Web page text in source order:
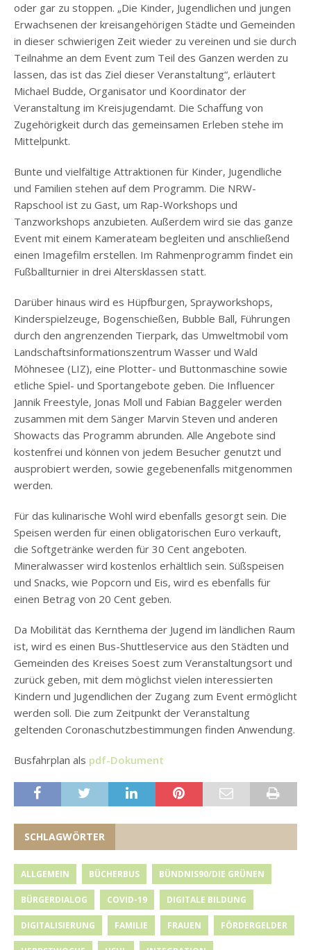
oder gar zu stoppen. „Die Kinder, Jugendlichen und jungen
Erwachsenen der kreisangehörigen Städte und Gemeinden
in dieser schwierigen Zeit wieder zu vereinen und sie durch
Teilnahme an dem Event zum Teil des Ganzen werden zu
lassen, das ist das Ziel dieser Veranstaltung“, erläutert
Michael Budde, Organisator und Koordinator der
Veranstaltung im Kreisjugendamt. Die Schaffung von
Zugehörigkeit durch das gemeinsamen Erleben stehe im
Mittelpunkt.
Bunte und vielfältige Attraktionen für Kinder, Jugendliche
und Familien stehen auf dem Programm. Die NRW-
Rapschool ist zu Gast, um Rap-Workshops und
Tanzworkshops anzubieten. Außerdem wird sie das ganze
Event mit einem Kamerateam begleiten und anschließend
einen Imagefilm erstellen. Im Rahmenprogramm findet ein
Fußballturnier in drei Altersklassen statt.
Darüber hinaus wird es Hüpfburgen, Sprayworkshops,
Kinderspielzeuge, Bogenschießen, Bubble Ball, Führungen
durch den angrenzenden Tierpark, das Umweltmobil vom
Landschaftsinformationszentrum Wasser und Wald
Möhnesee (LIZ), eine Plotter- und Buttonmaschine sowie
etliche Spiel- und Sportangebote geben. Die Influencer
Jannik Freestyle, Jonas Moll und Fabian Baggeler werden
zusammen mit dem Sänger Marvin Steven und anderen
Showacts das Programm abrunden. Alle Angebote sind
kostenfrei und können von jedem Besucher genutzt und
ausprobiert werden, sowie gegebenenfalls mitgenommen
werden.
Für das kulinarische Wohl wird ebenfalls gesorgt sein. Die
Speisen werden für einen obligatorischen Euro verkauft,
die Softgetränke werden für 30 Cent angeboten.
Mineralwasser wird kostenlos erhältlich sein. Süßspeisen
und Snacks, wie Popcorn und Eis, wird es ebenfalls für
einen Betrag von 20 Cent geben.
Da Mobilität das Kernthema der Jugend im ländlichen Raum
ist, wird es einen Bus-Shuttleservice aus den Städten und
Gemeinden des Kreises Soest zum Veranstaltungsort und
zurück geben, mit dem möglichst vielen interessierten
Kindern und Jugendlichen der Zugang zum Event ermöglicht
werden soll. Die zum Zeitpunkt der Veranstaltung
geltenden Coronaschutzbestimmungen finden Anwendung.
Busfahrplan als pdf-Dokument
SCHLAGWÖRTER
ALLGEMEIN BÜCHERBUS BÜNDNIS90/DIE GRÜNEN
BÜRGERDIALOG COVID-19 DIGITALE BILDUNG
DIGITALISIERUNG FAMILIE FRAUEN FÖRDERGELDER